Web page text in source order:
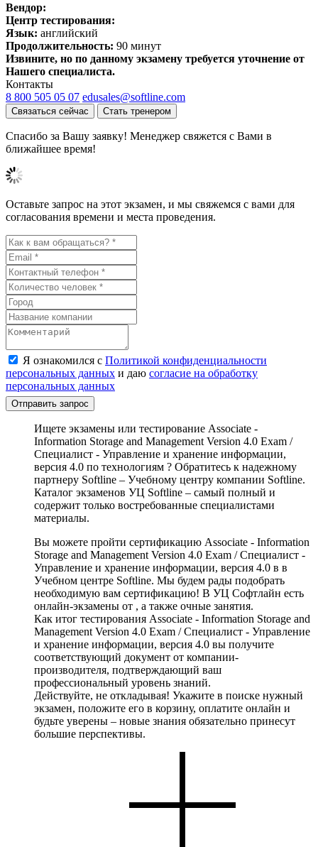
Вендор:
Центр тестирования:
Язык: английский
Продолжительность: 90 минут
Извините, но по данному экзамену требуется уточнение от
Нашего специалиста.
Контакты
8 800 505 05 07 edusales@softline.com
Связаться сейчас Стать тренером
Спасибо за Вашу заявку! Менеджер свяжется с Вами в
ближайшее время!
Оставьте запрос на этот экзамен, и мы свяжемся с вами для
согласования времени и места проведения.
Я ознакомился с Политикой конфиденциальности
персональных данных и даю согласие на обработку
персональных данных
Отправить запрос
Ищете экзамены или тестирование Associate -
Information Storage and Management Version 4.0 Exam /
Специалист - Управление и хранение информации,
версия 4.0 по технологиям ? Обратитесь к надежному
партнеру Softline – Учебному центру компании Softline.
Каталог экзаменов УЦ Softline – самый полный и
содержит только востребованные специалистами
материалы.
Вы можете пройти сертификацию Associate - Information
Storage and Management Version 4.0 Exam / Специалист -
Управление и хранение информации, версия 4.0 в в
Учебном центре Softline. Мы будем рады подобрать
необходимую вам сертификацию! В УЦ Софтлайн есть
онлайн-экзамены от , а также очные занятия.
Как итог тестирования Associate - Information Storage and
Management Version 4.0 Exam / Специалист - Управление
и хранение информации, версия 4.0 вы получите
соответствующий документ от компании-
производителя, подтверждающий ваш
профессиональный уровень знаний.
Действуйте, не откладывая! Укажите в поиске нужный
экзамен, положите его в корзину, оплатите онлайн и
будьте уверены – новые знания обязательно принесут
большие перспективы.